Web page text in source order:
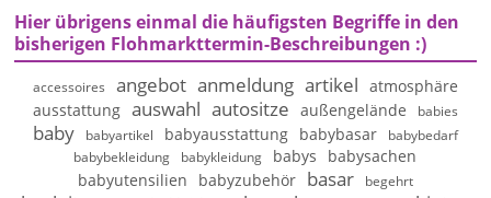
Hier übrigens einmal die häufigsten Begriffe in den
bisherigen Flohmarkttermin-Beschreibungen :)
accessoires angebot anmeldung artikel atmosphäre
ausstattung auswahl autositze außengelände babies
baby babyartikel babyausstattung babybasar
babybedarf
babybekleidung
babykleidung babys
babysachen
babyutensilien
babyzubehör basar begehrt